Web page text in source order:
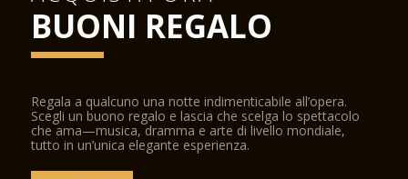
BUONI REGALO
Regala a qualcuno una notte indimenticabile all’opera.
Scegli un buono regalo e lascia che scelga lo spettacolo
che ama—musica, dramma e arte di livello mondiale,
tutto in un’unica elegante esperienza.